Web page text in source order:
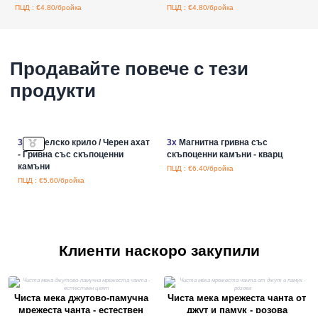
ПЦД : €4.80/бройка ПЦД : €4.80/бройка
Продавайте повече с тези
продукти
3x Ангелско крило / Черен ахат
- Гривна със скъпоценни
камъни
ПЦД : €5.60/бройка
3xМагнитна гривна със
скъпоценни камъни - кварц
ПЦД : €6.40/бройка
Клиенти наскоро закупили
Чиста мека джутово-памучна
мрежеста чанта - естествен
Чиста мека мрежеста чанта от
джут и памук - розова